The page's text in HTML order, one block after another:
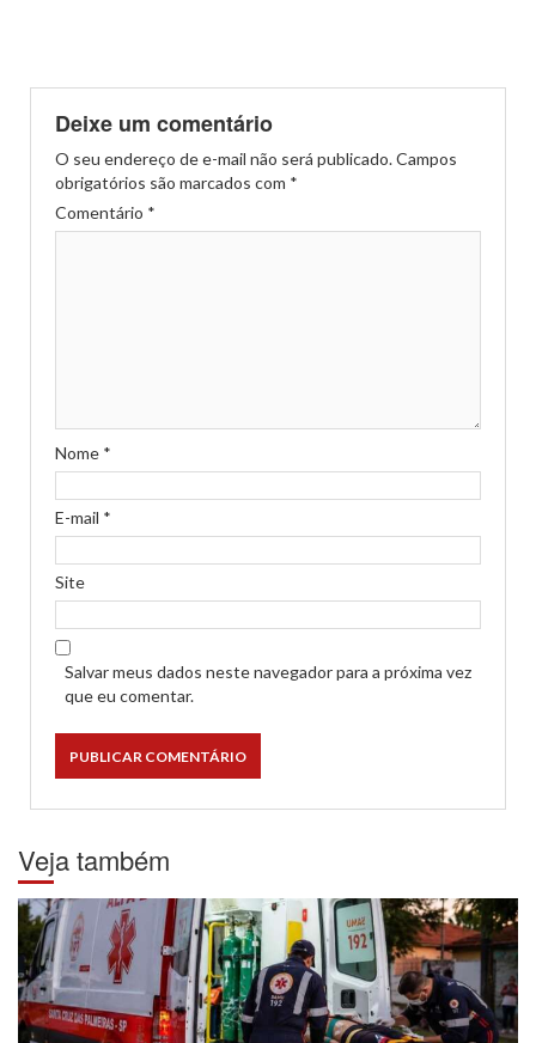
Deixe um comentário
O seu endereço de e-mail não será publicado.Campos
obrigatórios são marcados com *
Comentário *
Nome *
E-mail *
Site
Salvar meus dados neste navegador para a próxima vez
que eu comentar.
Veja também